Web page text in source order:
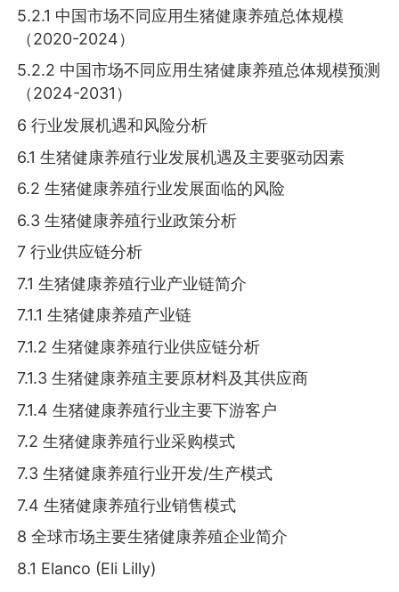
5.2.1 中国市场不同应用生猪健康养殖总体规模
（2020-2024）
5.2.2 中国市场不同应用生猪健康养殖总体规模预测
（2024-2031）
6 行业发展机遇和风险分析
6.1 生猪健康养殖行业发展机遇及主要驱动因素
6.2 生猪健康养殖行业发展面临的风险
6.3 生猪健康养殖行业政策分析
7 行业供应链分析
7.1 生猪健康养殖行业产业链简介
7.1.1 生猪健康养殖产业链
7.1.2 生猪健康养殖行业供应链分析
7.1.3 生猪健康养殖主要原材料及其供应商
7.1.4 生猪健康养殖行业主要下游客户
7.2 生猪健康养殖行业采购模式
7.3 生猪健康养殖行业开发/生产模式
7.4 生猪健康养殖行业销售模式
8 全球市场主要生猪健康养殖企业简介
8.1 Elanco (Eli Lilly)